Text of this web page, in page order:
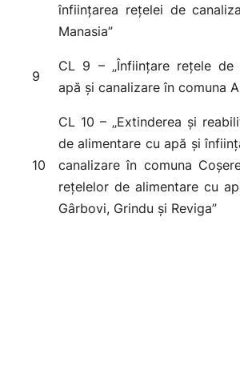
înființarea rețelei de
Manasia”
9
CL 9 – „Înființare rețele de
apă și canalizare în comuna
10
CL 10 – „Extinderea și
de alimentare cu apă și
canalizare în comuna
rețelelor de alimentare cu
Gârbovi, Grindu și Reviga”